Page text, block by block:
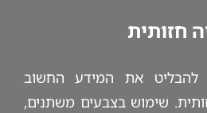
להבליט את המידע החשוב
שימוש בצבעים משתנים,